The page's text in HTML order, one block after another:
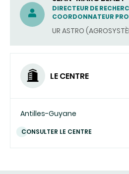
(ENVOYER
UN
COURRIEL)
DIRECTEUR DE
COORDONNATEUR
UR ASTRO
LE CENTRE
Antilles-Guyane
CONSULTER LE CENTRE